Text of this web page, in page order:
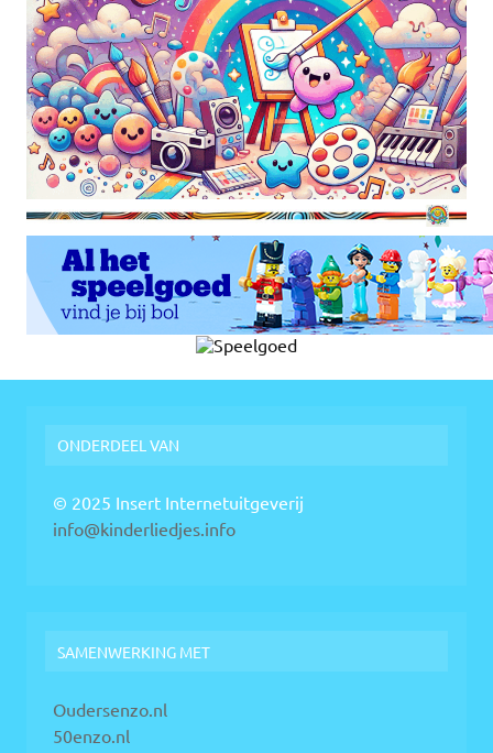
ONDERDEEL VAN
© 2025 Insert Internetuitgeverij
info@kinderliedjes.info
SAMENWERKING MET
Oudersenzo.nl
50enzo.nl